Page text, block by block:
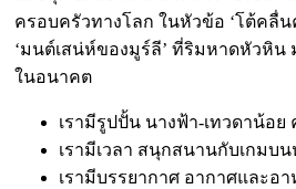
ครอบครัวทางโลก ในหัวข้อ ‘โต้คลื่
‘มนต์เสน่ห์ของมูร์ลี’ ที่ริมหาดหัวหิน
ในอนาคต
เรามีรูปปั้น นางฟ้า-เทวดาน้อ
เรามีเวลา สนุกสนานกับเกมบ
เรามีบรรยากาศ อากาศและอ